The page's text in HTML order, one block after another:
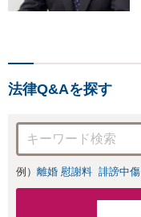
法律Q&Aを探す
例） 離婚 慰謝料 誹謗中傷